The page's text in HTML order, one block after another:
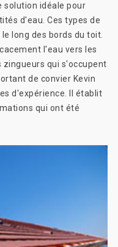
solution idéale pour
d'eau. Ces types de
long des bords du toit.
l'eau vers les
zingueurs qui s'occupent
de convier Kevin
d'expérience. Il établit
qui ont été